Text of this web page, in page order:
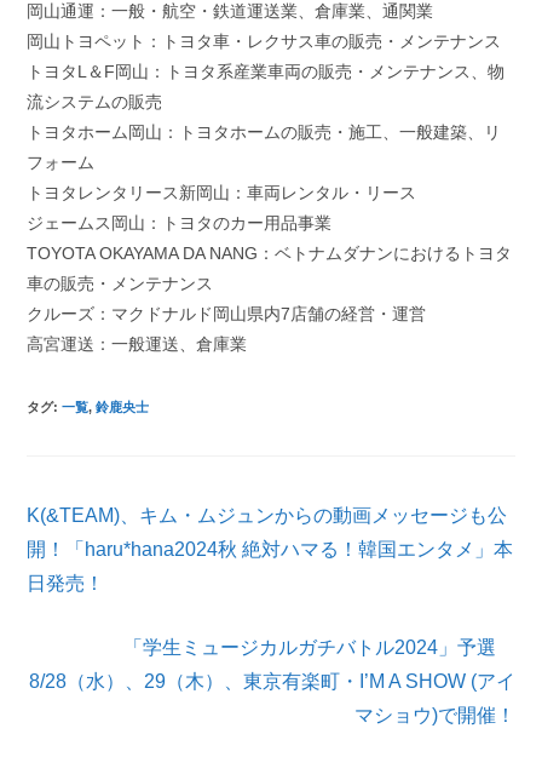
岡山通運：一般・航空・鉄道運送業、倉庫業、通関業
岡山トヨペット：トヨタ車・レクサス車の販売・メンテナンス
トヨタL＆F岡山：トヨタ系産業車両の販売・メンテナンス、物
流システムの販売
トヨタホーム岡山：トヨタホームの販売・施工、一般建築、リ
フォーム
トヨタレンタリース新岡山：車両レンタル・リース
ジェームス岡山：トヨタのカー用品事業
TOYOTA OKAYAMA DA NANG：ベトナムダナンにおけるトヨタ
車の販売・メンテナンス
クルーズ：マクドナルド岡山県内7店舗の経営・運営
高宮運送：一般運送、倉庫業
タグ:一覧, 鈴鹿央士
の
他
の
記
む
K(&TEAM)、キム・ムジュンからの動画メッセージも公
開！「haru*hana2024秋 絶対ハマる！韓国エンタメ」本
日発売！
「学生ミュージカルガチバトル2024」予選
8/28（水）、29（木）、東京有楽町・I’M A SHOW (アイ
マショウ)で開催！